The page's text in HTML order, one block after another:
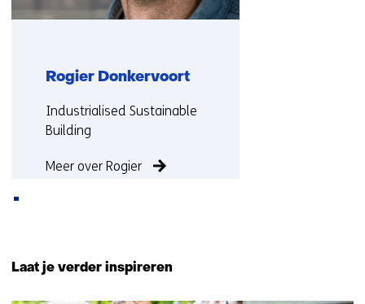
Rogier Donkervoort
Functie:
Industrialised Sustainable
Building
Meer over Rogier
Laat je verder inspireren